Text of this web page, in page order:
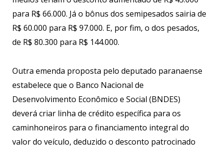
para R$ 66.000. Já o bônus dos semipesados sairia de
R$ 60.000 para R$ 97.000. E, por fim, o dos pesados,
de R$ 80.300 para R$ 144.000.
Outra emenda proposta pelo deputado paranaense
estabelece que o Banco Nacional de
Desenvolvimento Econômico e Social (BNDES)
deverá criar linha de crédito específica para os
caminhoneiros para o financiamento integral do
valor do veículo, deduzido o desconto patrocinado